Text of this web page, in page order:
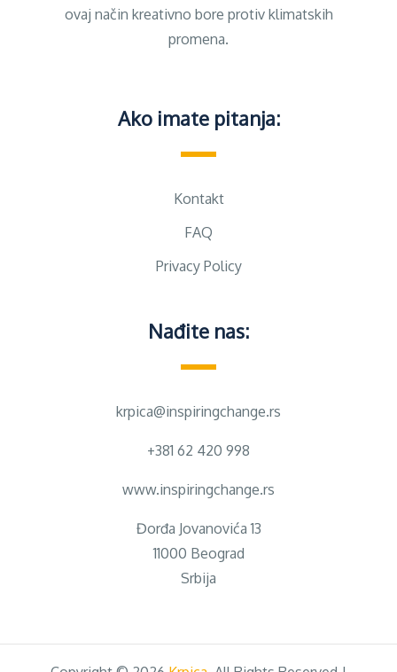
ovaj način kreativno bore protiv klimatskih
promena.
Ako imate pitanja:
Kontakt
FAQ
Privacy Policy
Nađite nas:
krpica@inspiringchange.rs
+381 62 420 998
www.inspiringchange.rs
Đorđa Jovanovića 13
11000 Beograd
Srbija